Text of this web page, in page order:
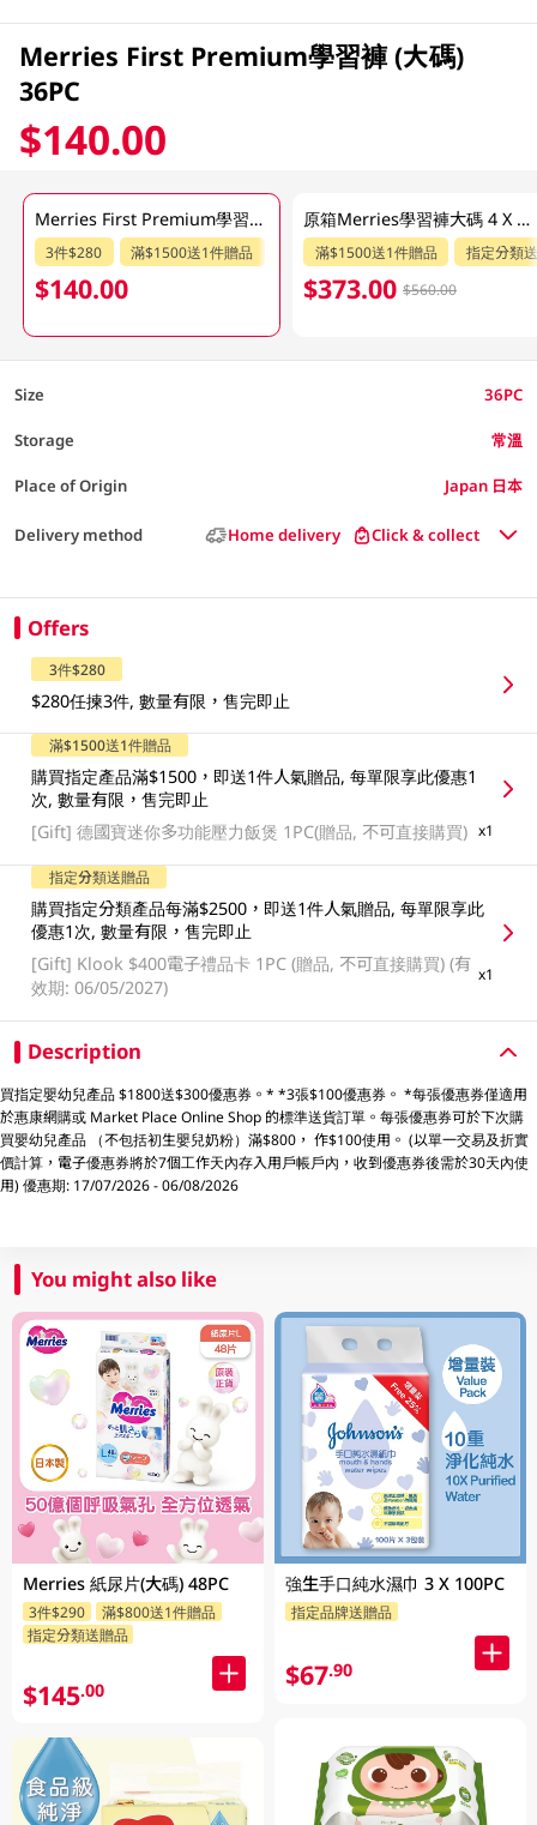
Merries First Premium學習褲 (大碼)
36PC
$140.00
Merries First Premium學習褲 (大碼) 36PC
3件$280 滿$1500送1件贈品 指定分類送贈品
$140.00
原箱Merries學習褲大碼 4 X 36PC
滿$1500送1件贈品 指定分類
$373.00 $560.00
Size 36PC
Storage 常溫
Place of Origin Japan 日本
Delivery method Home delivery Click & collect
Offers
3件$280
$280任揀3件, 數量有限，售完即止
滿$1500送1件贈品
購買指定產品滿$1500，即送1件人氣贈品, 每單限享此優惠1
次, 數量有限，售完即止
[Gift]德國寶迷你多功能壓力飯煲 1PC(贈品, 不可直接購買) x1
指定分類送贈品
購買指定分類產品每滿$2500，即送1件人氣贈品, 每單限享此
優惠1次, 數量有限，售完即止
[Gift] Klook $400電子禮品卡 1PC (贈品, 不可直接購買) (有
效期: 06/05/2027)
x1
Description
買指定嬰幼兒產品 $1800送$300優惠券。* *3張$100優惠券。 *每張優惠券僅適用
於惠康網購或 Market Place Online Shop 的標準送貨訂單。每張優惠券可於下次購
買嬰幼兒產品 （不包括初生嬰兒奶粉）滿$800， 作$100使用。 (以單一交易及折實
價計算，電子優惠券將於7個工作天內存入用戶帳戶內，收到優惠券後需於30天內使
用) 優惠期: 17/07/2026 - 06/08/2026
You might also like
Merries 紙尿片(大碼) 48PC
3件$290
滿$800送1件贈品
指定分類送贈品
$145.00
強生手口純水濕巾 3 X 100PC
指定品牌送贈品
$67.90